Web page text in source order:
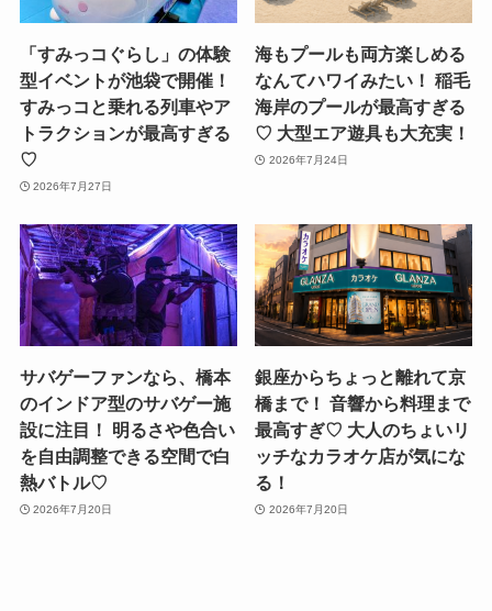
「すみっコぐらし」の体験
型イベントが池袋で開催！
すみっコと乗れる列車やア
トラクションが最高すぎる
♡
2026年7月27日
海もプールも両方楽しめる
なんてハワイみたい！ 稲毛
海岸のプールが最高すぎる
♡ 大型エア遊具も大充実！
2026年7月24日
サバゲーファンなら、橋本
のインドア型のサバゲー施
設に注目！ 明るさや色合い
を自由調整できる空間で白
熱バトル♡
2026年7月20日
銀座からちょっと離れて京
橋まで！ 音響から料理まで
最高すぎ♡ 大人のちょいリ
ッチなカラオケ店が気にな
る！
2026年7月20日